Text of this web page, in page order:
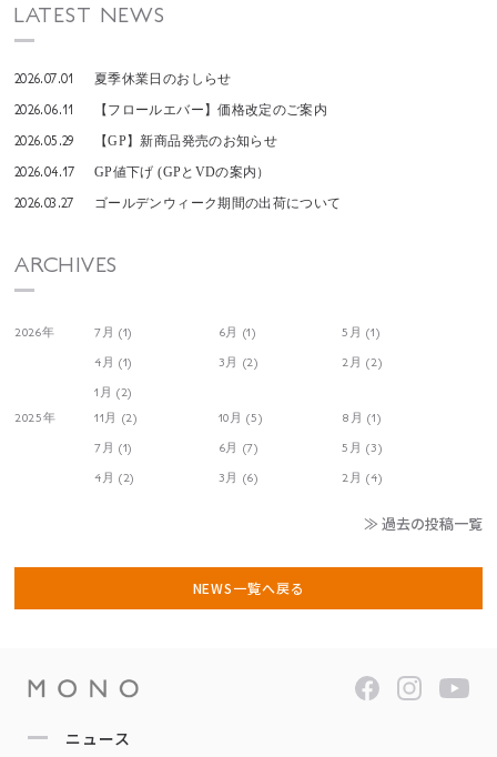
LATEST NEWS
2026.07.01 夏季休業日のおしらせ
2026.06.11 【フロールエバー】価格改定のご案内
2026.05.29 【GP】新商品発売のお知らせ
2026.04.17 GP値下げ (GPとVDの案内）
2026.03.27 ゴールデンウィーク期間の出荷について
ARCHIVES
2026年 7月 (1) 6月 (1)
5月 (1)
4月 (1)
3月 (2)
2月 (2)
1月 (2)
2025年
11月 (2) 10月 (5)
8月 (1)
7月 (1)
6月 (7)
5月 (3)
4月 (2)
3月 (6) 2月 (4)
≫ 過去の投稿一覧
NEWS一覧へ戻る
ニュース